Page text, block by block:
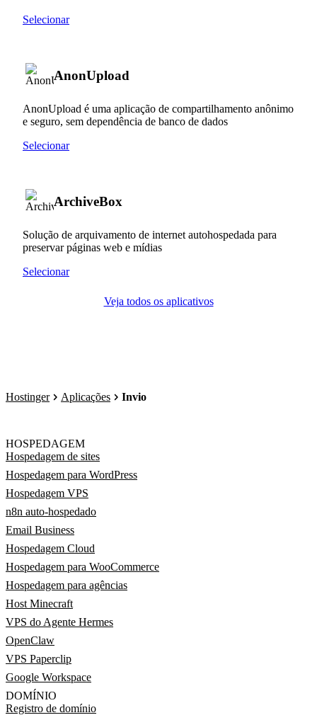
Selecionar
AnonUpload
AnonUpload é uma aplicação de compartilhamento anônimo
e seguro, sem dependência de banco de dados
Selecionar
ArchiveBox
Solução de arquivamento de internet autohospedada para
preservar páginas web e mídias
Selecionar
Veja todos os aplicativos
Hostinger Aplicações Invio
HOSPEDAGEM
Hospedagem de sites
Hospedagem para WordPress
Hospedagem VPS
n8n auto-hospedado
Email Business
Hospedagem Cloud
Hospedagem para WooCommerce
Hospedagem para agências
Host Minecraft
VPS do Agente Hermes
OpenClaw
VPS Paperclip
Google Workspace
DOMÍNIO
Registro de domínio